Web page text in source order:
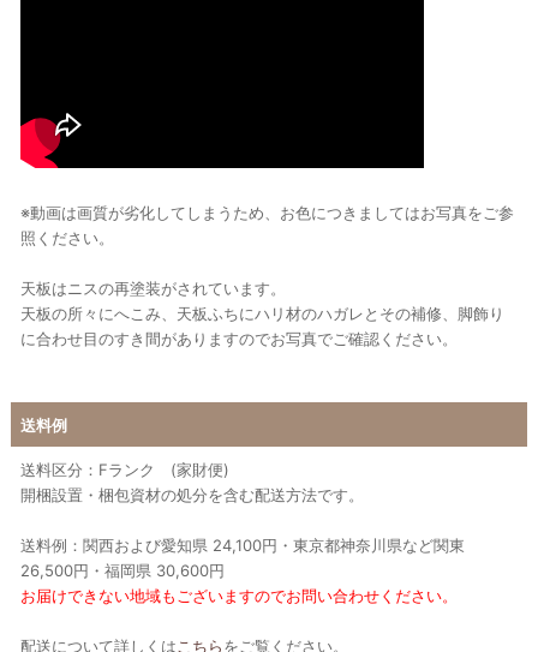
※動画は画質が劣化してしまうため、お色につきましてはお写真をご参
照ください。
天板はニスの再塗装がされています。
天板の所々にへこみ、天板ふちにハリ材のハガレとその補修、脚飾り
に合わせ目のすき間がありますのでお写真でご確認ください。
送料例
送料区分：Fランク (家財便)
開梱設置・梱包資材の処分を含む配送方法です。
送料例：関西および愛知県 24,100円・東京都神奈川県など関東
26,500円・福岡県 30,600円
お届けできない地域もございますのでお問い合わせください。
配送について詳しくは こちらをご覧ください。